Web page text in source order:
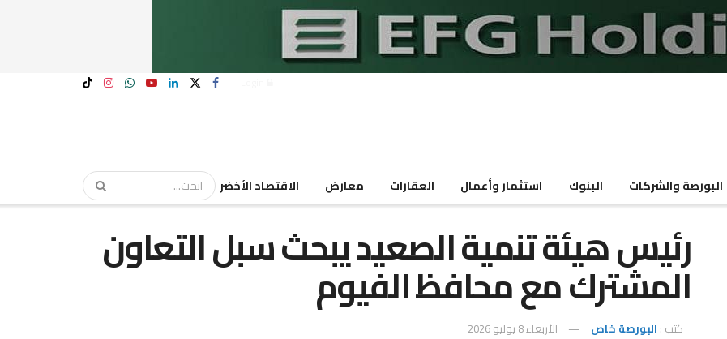
البورصة والشركات البنوك استثمار وأعمال العقارات معارض الاقتصاد الأخضر
رئيس هيئة تنمية الصعيد يبحث سبل التعاون
المشترك مع محافظ الفيوم
كتب : البورصة خاص الأربعاء 8 يوليو 2026